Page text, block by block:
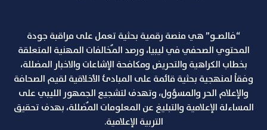
“فالصـو” هي منصة رقمية بحثية تعمل على مراقبة جودة
المحتوي الصحفي في ليبيا، ورصد المٌخالفات المهنية المتعلقة
بخطاب الكراهية والتحريض ومكافحة الإشاعات والاخبار المضللة،
وفقاً لمنهجية بحثية قائمة على المبادئ الأخلاقية لقيم الصحافة
والإعلام الحر والمسؤول، وتهدف لتشجيع الجمهور الليبي على
المساءلة الإعلامية والتبليغ عن المعلومات المٌضللة، بهدف تحقيق
التربية الإعلامية.